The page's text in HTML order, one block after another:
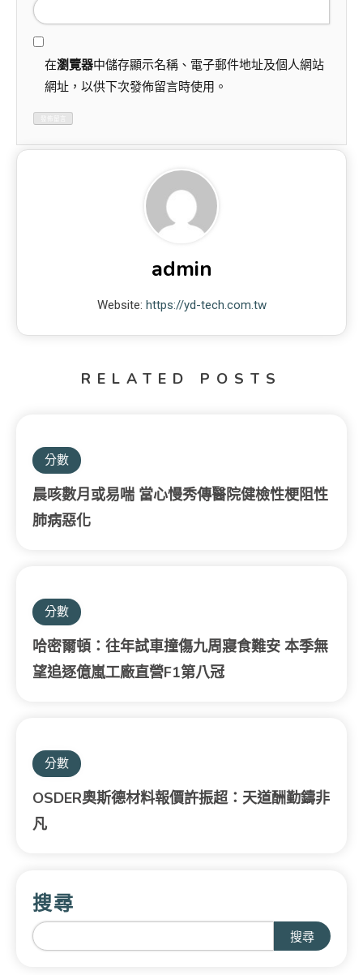
在瀏覽器中儲存顯示名稱、電子郵件地址及個人網站
網址，以供下次發佈留言時使用。
admin
Website: https://yd-tech.com.tw
RELATED POSTS
分數
晨咳數月或易喘 當心慢秀傳醫院健檢性梗阻性
肺病惡化
分數
哈密爾頓：往年試車撞傷九周寢食難安 本季無
望追逐億嵐工廠直營F1第八冠
分數
OSDER奧斯德材料報價許振超：天道酬勤鑄非
凡
搜尋
搜尋